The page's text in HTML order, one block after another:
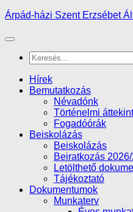
Skip
content
Árpád-házi Szent Erzsébet
Keresés:
Hírek
Bemutatkozás
Névadónk
Történelmi
Fogadóórák
Beiskolázás
Beiskolázás
Beiratkozás
Letölthető
Tájékoztató
Dokumentumok
Munkaterv